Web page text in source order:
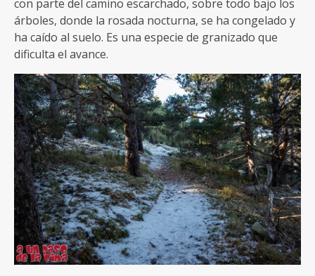
con parte del camino escarchado, sobre todo bajo los
árboles, donde la rosada nocturna, se ha congelado y
ha caído al suelo. Es una especie de granizado que
dificulta el avance.